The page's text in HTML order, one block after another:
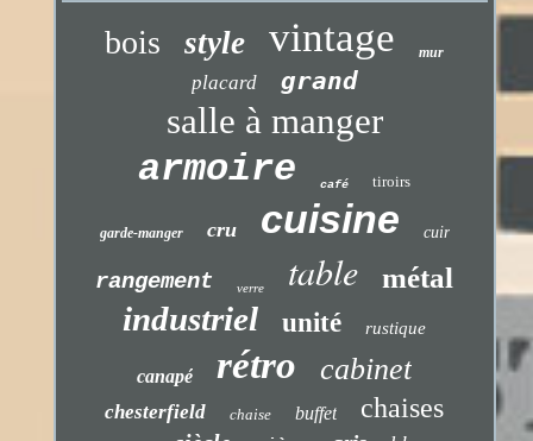
bois style vintage mur
placard grand
salle à manger
armoire café tiroirs
garde-manger cru cuisine cuir
rangement verre table métal
industriel unité rustique
canapé rétro cabinet
chesterfield chaise buffet chaises